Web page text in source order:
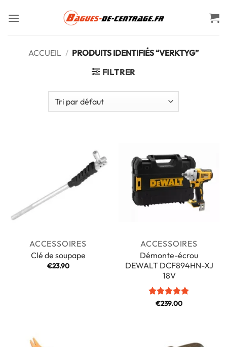
ACCUEIL / PRODUITS IDENTIFIÉS “VERKTYG”
FILTRER
ACCESSOIRES
Clé de soupape
€23.90
ACCESSOIRES
Démonte-écrou
DEWALT DCF894HN-XJ
18V
Note5sur
€239.00